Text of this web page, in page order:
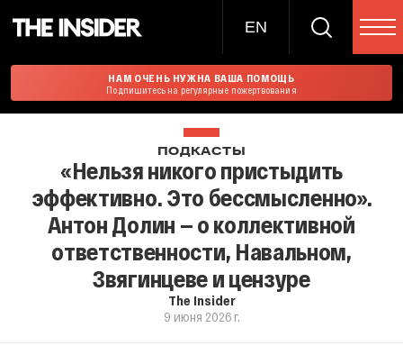
EN
НАМ ОЧЕНЬ НУЖНА ВАША ПОМОЩЬ
Подпишитесь на регулярные пожертвования
ПОДКАСТЫ
«Нельзя никого пристыдить
эффективно. Это бессмысленно».
Антон Долин — о коллективной
ответственности, Навальном,
Звягинцеве и цензуре
The Insider
9 июня 2026 г.